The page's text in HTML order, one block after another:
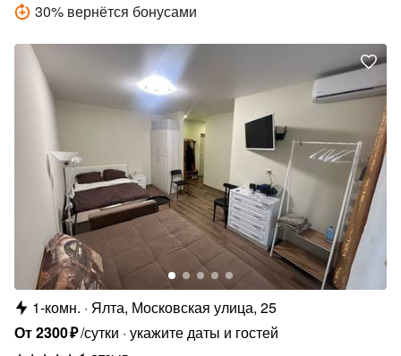
30% вернётся бонусами
1-комн.
Ялта, Московская улица, 25
От2300₽/сутки укажите даты и гостей